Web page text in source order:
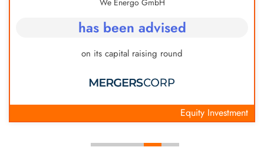
We Energo GmbH
has been advised
on its capital raising round
Equity Investment